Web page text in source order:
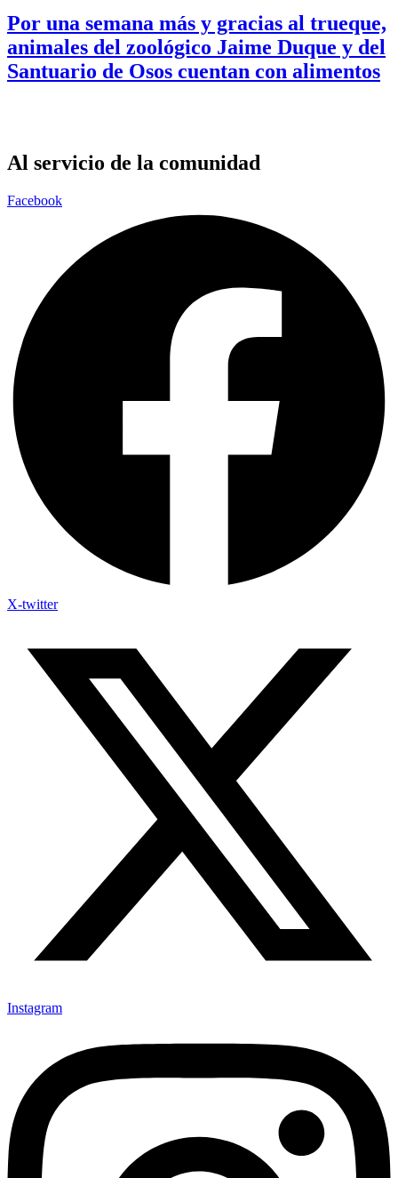
Por una semana más y gracias al trueque,
animales del zoológico Jaime Duque y del
Santuario de Osos cuentan con alimentos
Al servicio de la comunidad
Facebook
X-twitter
Instagram